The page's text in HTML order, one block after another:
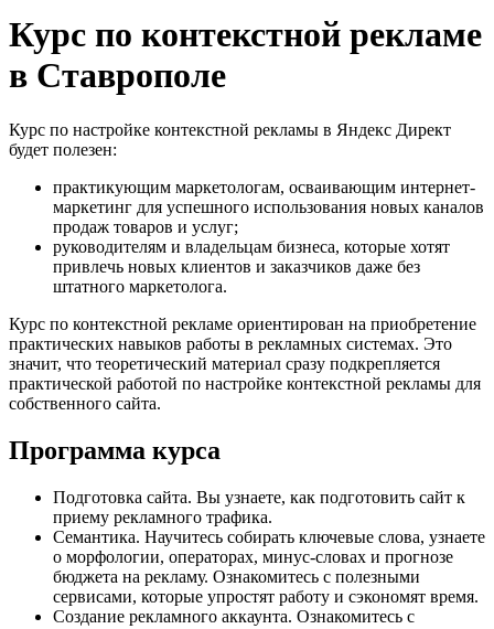
Курс по контекстной рекламе
в Ставрополе
Курс по настройке контекстной рекламы в Яндекс Директ
будет полезен:
практикующим маркетологам, осваивающим интернет-
маркетинг для успешного использования новых каналов
продаж товаров и услуг;
руководителям и владельцам бизнеса, которые хотят
привлечь новых клиентов и заказчиков даже без
штатного маркетолога.
Курс по контекстной рекламе ориентирован на приобретение
практических навыков работы в рекламных системах. Это
значит, что теоретический материал сразу подкрепляется
практической работой по настройке контекстной рекламы для
собственного сайта.
Программа курса
Подготовка сайта. Вы узнаете, как подготовить сайт к
приему рекламного трафика.
Семантика. Научитесь собирать ключевые слова, узнаете
о морфологии, операторах, минус-словах и прогнозе
бюджета на рекламу. Ознакомитесь с полезными
сервисами, которые упростят работу и сэкономят время.
Создание рекламного аккаунта. Ознакомитесь с